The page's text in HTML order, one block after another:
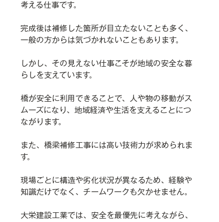
考える仕事です。
完成後は補修した箇所が目立たないことも多く、
一般の方からは気づかれないこともあります。
しかし、その見えない仕事こそが地域の安全な暮
らしを支えています。
橋が安全に利用できることで、人や物の移動がス
ムーズになり、地域経済や生活を支えることにつ
ながります。
また、橋梁補修工事には高い技術力が求められま
す。
現場ごとに構造や劣化状況が異なるため、経験や
知識だけでなく、チームワークも欠かせません。
大栄建設工業では、安全を最優先に考えながら、